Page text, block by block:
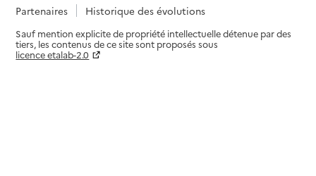
Partenaires
Historique des évolutions
Sauf mention explicite de propriété intellectuelle détenue par des
tiers, les contenus de ce site sont proposés sous
licence etalab-2.0